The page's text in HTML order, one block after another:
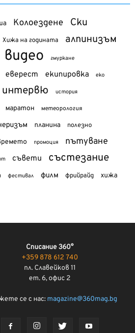
Колоездене Ски
Хижа на годината алпинизъм
видео гмуркане
еверест екипировка еко
интервю история
маратон метеорология
планина полезно
промоция пътуване
съвети състезание
фестивал филм фрийрайд хижа
Списание 360°
+359 878 612 740
пл. Славейков 11
ет. 6, офис 2
се с нас: magazine@360mag.bg